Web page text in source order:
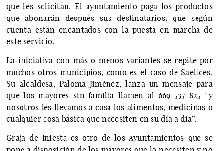
que les solicitan. El ayuntamiento paga los productos
que abonarán después sus destinatarios, que según
cuenta están encantados con la puesta en marcha de
este servicio.
La iniciativa con más o menos variantes se repite por
muchos otros municipios, como es el caso de Saelices.
Su alcaldesa, Paloma Jiménez, lanza un mensaje para
que los mayores sin familia llamen al 669 537 825 “y
nosotros les llevamos a casa los alimentos, medicinas o
cualquier cosa básica que necesiten en su día a día”.
Graja de Iniesta es otro de los Ayuntamientos que se